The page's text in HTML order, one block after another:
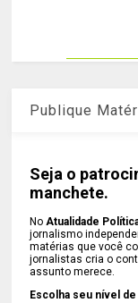
Publique
Seja o
manchete.
NoAtualidade
jornalismo
matérias que você
jornalistas cria o
assunto merece.
Escolha seu nível